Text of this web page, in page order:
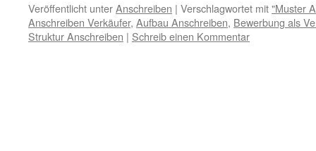
Veröffentlicht unterAnschreiben | Verschlagwortet mit"Muster
Anschreiben Verkäufer, Aufbau Anschreiben, Bewerbung als
Struktur Anschreiben | Schreib einen Kommentar